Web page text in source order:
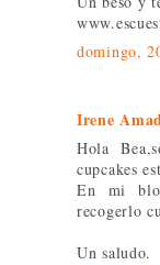
domingo,
Irene
Hola
cupcakes
En mi
recogerlo
Un saludo.